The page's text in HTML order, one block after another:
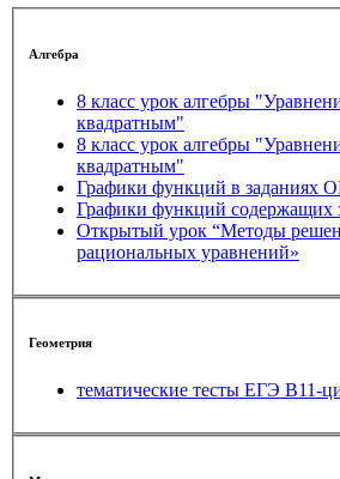
Алгебра
8 класс урок алгебры
квадратным"
8 класс урок алгебры
квадратным"
Графики функций в заданиях
Графики функций содержащих
Открытый урок “Методы
рациональных уравнений»
Геометрия
тематические тесты ЕГЭ В11-